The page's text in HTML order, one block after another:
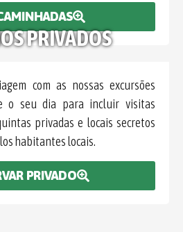
PRIVADOS
com as nossas excursões
o seu dia para incluir visitas
privadas e locais secretos
habitantes locais.
PRIVADO